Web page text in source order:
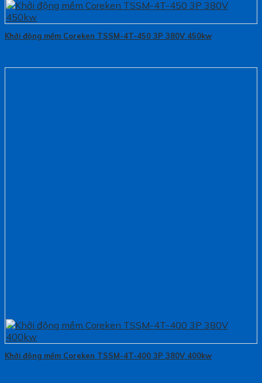
Khởi động mềm Coreken TSSM-4T-450 3P 380V 450kw
Khởi động mềm Coreken TSSM-4T-400 3P 380V 400kw